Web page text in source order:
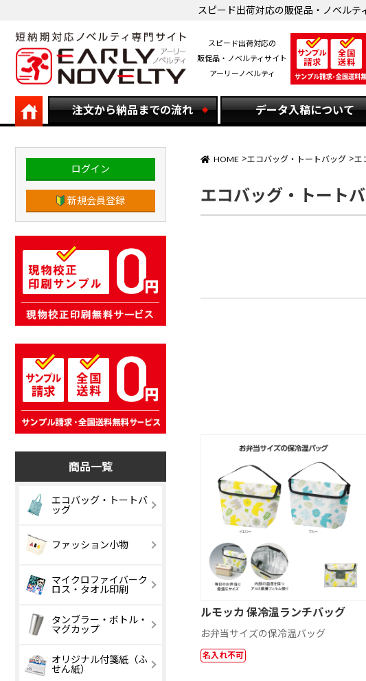
スピード出荷対応の販促品・ノベル
スピード出荷対応の
販促品・ノベルティサイト
アーリーノベルティ
注文から納品までの流れ データ入稿について
ログイン
新規会員登録
商品一覧
エコバッグ・トートバ
ッグ
グ
ナイロンバッグ リネンバッグ ジュートバ
エコバッグ
ファッション小物
ベーシックポー
デイリーポーチ フラットポ
ボトルホルダー
マイクロファイバーク
ロス・タオル印刷
マイクロファイ
バークロスフル
ECOマイクロフ
ァイバークロス
マイクロフ
バークロス
タンブラー・ボトル・
マグカップ
オリジナル付箋紙（ふ
せん紙）
HOME エコバッグ・トートバッグ エ
エコバッグ・トート
ルモッカ 保冷温ランチバッグ
お弁当サイズの保冷温バッグ
名入れ不可